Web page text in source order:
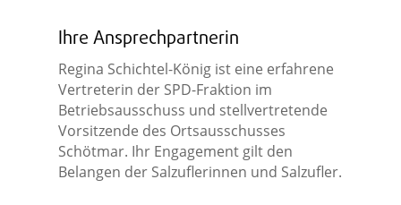
Ihre Ansprechpartnerin
Regina Schichtel-König ist eine erfahrene
Vertreterin der SPD-Fraktion im
Betriebsausschuss und stellvertretende
Vorsitzende des Ortsausschusses
Schötmar. Ihr Engagement gilt den
Belangen der Salzuflerinnen und Salzufler.